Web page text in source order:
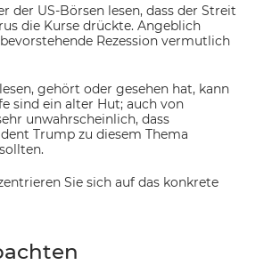
der US-Börsen lesen, dass der Streit
die Kurse drückte. Angeblich
Rezession vermutlich
gehört oder gesehen hat, kann
sind ein alter Hut; auch von
unwahrscheinlich, dass
Trump zu diesem Thema
Sie sich auf das konkrete